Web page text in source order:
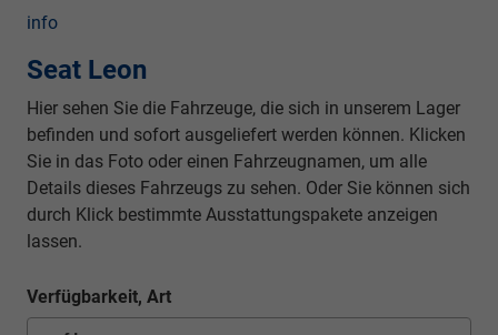
info
Seat Leon
Hier sehen Sie die Fahrzeuge, die sich in unserem Lager
befinden und sofort ausgeliefert werden können. Klicken
Sie in das Foto oder einen Fahrzeugnamen, um alle
Details dieses Fahrzeugs zu sehen. Oder Sie können sich
durch Klick bestimmte Ausstattungspakete anzeigen
lassen.
Verfügbarkeit, Art